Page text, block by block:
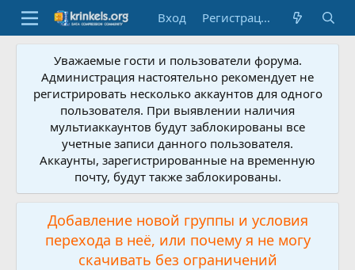
Вход Регистрация
Уважаемые гости и пользователи форума.
Администрация настоятельно рекомендует не
регистрировать несколько аккаунтов для одного
пользователя. При выявлении наличия
мультиаккаунтов будут заблокированы все
учетные записи данного пользователя.
Аккаунты, зарегистрированные на временную
почту, будут также заблокированы.
Добавление новой группы и условия
перехода в неё, или почему я не могу
скачивать без ограничений